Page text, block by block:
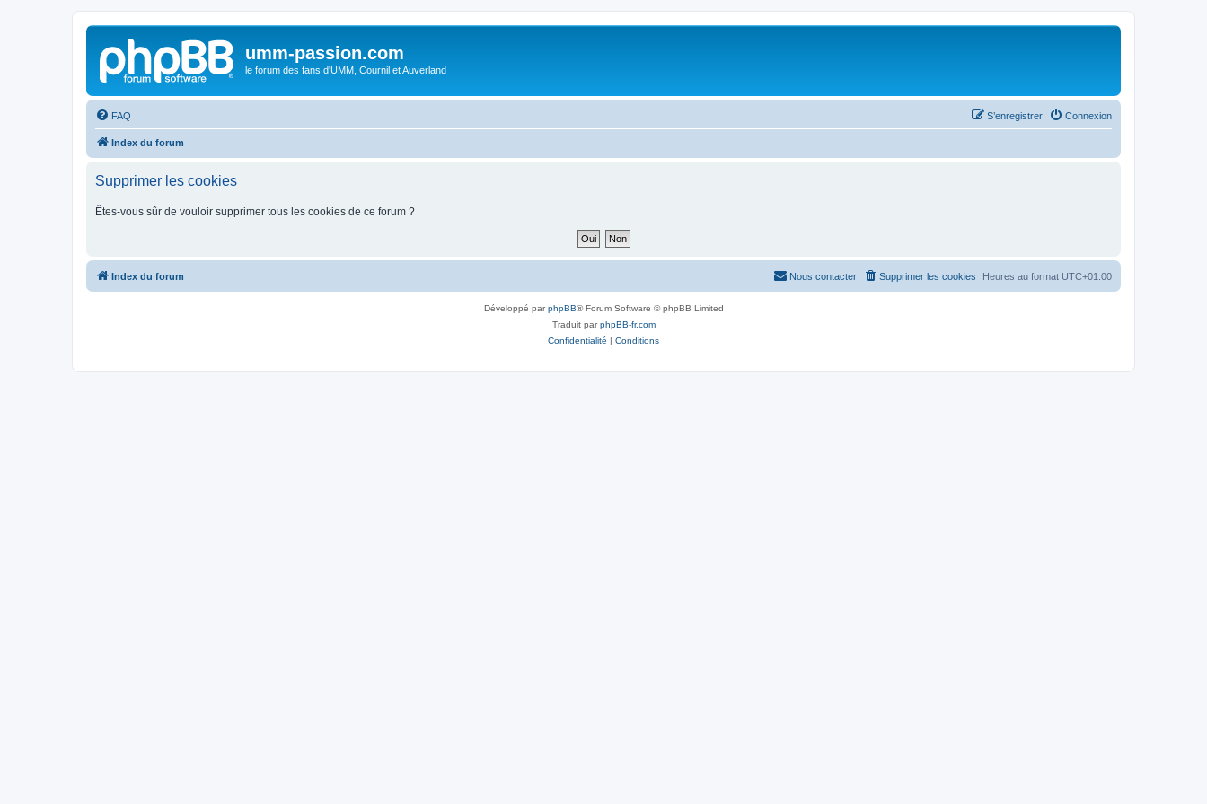
umm-passion.com
le forum des fans d'UMM, Cournil et Auverland
FAQ Connexion
S’enregistrer
Index du forum
Supprimer les cookies
Êtes-vous sûr de vouloir supprimer tous les cookies de ce forum ?
Index du forum Heures au format UTC+01:00
Supprimer les cookies
Nous contacter
Développé parphpBB® Forum Software © phpBB Limited
Traduit parphpBB-fr.com
Confidentialité | Conditions